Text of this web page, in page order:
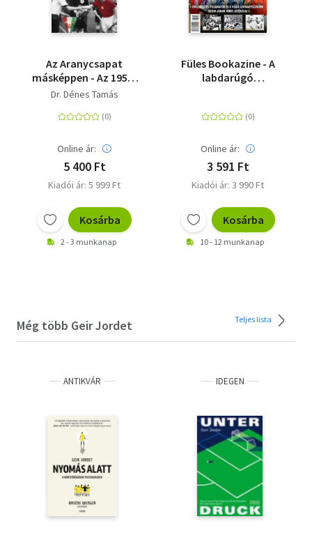
Az Aranycsapat
másképpen - Az 1954-
es VB-döntő és ami
Dr. Dénes Tamás
Online ár:
5 400 Ft
Kiadói ár: 5 999 Ft
Kosárba
2 - 3 munkanap
Füles Bookazine - A
labdarúgó
Online ár:
3 591 Ft
Kiadói ár: 3 990 Ft
Kosárba
10 - 12 munkanap
Még több Geir Jordet Teljes lista
ANTIKVÁR IDEGEN